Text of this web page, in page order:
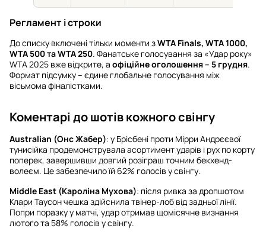
Регламент і строки
До списку включені тільки моменти зWTA Finals, WTA 1000,
WTA 500 та WTA 250. Фанатське голосування за «Удар року»
WTA 2025 вже відкрите, а офіційне оголошення – 5 грудня.
Формат підсумку – єдине глобальне голосування між
вісьмома фіналістками.
Коментарі до шотів кожного свінгу
Australian (Онс Жабер): у Брісбені проти Мірри Андрєєвої
тунисійка продемонструвала асортимент ударів і рух по корту
поперек, завершивши довгий розіграш точним бекхенд-
волеєм. Це забезпечило їй 62% голосів у свінгу.
Middle East (Кароліна Мухова): після ривка за дропшотом
Клари Таусон чешка здійснила твінер-лоб від задньої лінії.
Попри поразку у матчі, удар отримав щомісячне визнання
лютого та 58% голосів у свінгу.